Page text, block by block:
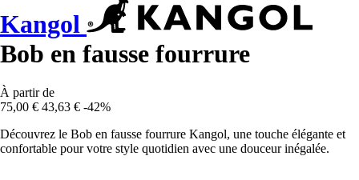
Kangol
Bob en fausse fourrure
À partir de
75,00 € 43,63 € -42%
Découvrez le Bob en fausse fourrure Kangol, une touche élégante et
confortable pour votre style quotidien avec une douceur inégalée.